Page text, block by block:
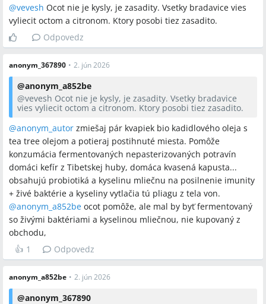
a tym padom by nevznikali nove bradavice. A tam dole by
som asi na potieranie dala urcite prirodne tinktury proti
bradaviciam a na rychlejsie hojenie.
@vevesh Ocot nie je kysly, je zasadity. Vsetky bradavice vies
vyliecit octom a citronom. Ktory posobi tiez zasadito.
Odpovedz
anonym_367890 • 2. jún 2026
@anonym_a852be
@vevesh Ocot nie je kysly, je zasadity. Vsetky bradavice
vies vyliecit octom a citronom. Ktory posobi tiez zasadito.
@anonym_autor zmiešaj pár kvapiek bio kadidlového oleja s
tea tree olejom a potieraj postihnuté miesta. Pomôže
konzumácia fermentovaných nepasterizovaných potravín
domáci kefír z Tibetskej huby, domáca kvasená kapusta...
obsahujú probiotiká a kyselinu mliečnu na posilnenie imunity
+ živé baktérie a kyseliny vytlačia tú pliagu z tela von.
@anonym_a852be ocot pomôže, ale mal by byť fermentovaný
so živými baktériami a kyselinou mliečnou, nie kupovaný z
obchodu,
👍 1 Odpovedz
anonym_a852be • 2. jún 2026
@anonym_367890